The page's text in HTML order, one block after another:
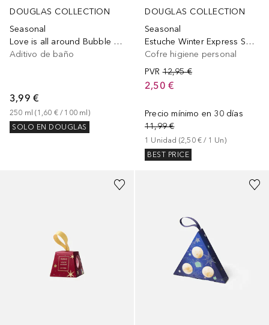
DOUGLAS COLLECTION
Seasonal
Love is all around Bubble bath
Aditivo de baño
3,99 €
250 ml (1,60 € / 100 ml )
SOLO EN DOUGLAS
DOUGLAS COLLECTION
Seasonal
Estuche Winter Express Small Wellness
Cofre higiene personal
PVR 12,95 €
2,50 €
Precio mínimo en 30 días
11,99 €
1 Unidad (2,50 € / 1 Un)
BEST PRICE